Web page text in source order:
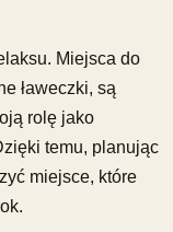
Miejsca do
ławeczki, są
rolę jako
temu, planując
miejsce, które